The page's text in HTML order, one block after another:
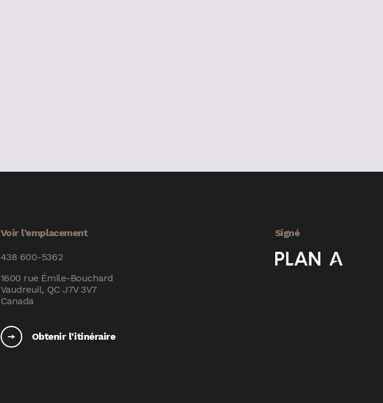
Voir l’emplacement
438 600-5362
1600 rue Émile-Bouchard
Vaudreuil, QC J7V 3V7
Canada
Obtenir l’itinéraire
Signé